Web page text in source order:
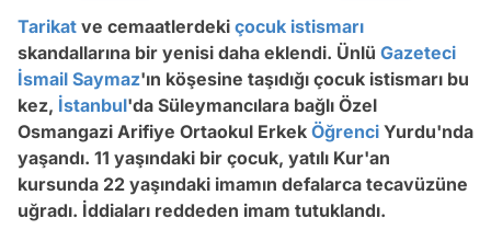
Tarikat ve cemaatlerdeki çocuk istismarı
skandallarına bir yenisi daha eklendi. Ünlü Gazeteci
İsmail Saymaz'ın köşesine taşıdığı çocuk istismarı bu
kez, İstanbul'da Süleymancılara bağlı Özel
Osmangazi Arifiye Ortaokul Erkek Öğrenci Yurdu'nda
yaşandı. 11 yaşındaki bir çocuk, yatılı Kur'an
kursunda 22 yaşındaki imamın defalarca tecavüzüne
uğradı. İddiaları reddeden imam tutuklandı.